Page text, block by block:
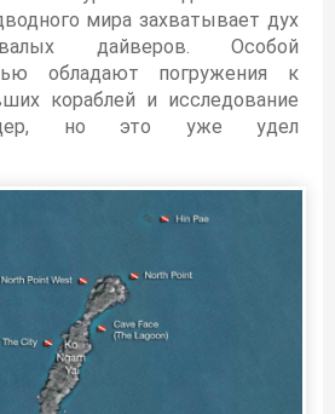
мира захватывает дух
дайверов. Особой
обладают погружения к
кораблей и исследование
но это уже удел